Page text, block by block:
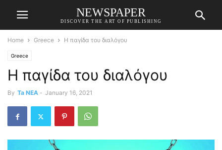
NEWSPAPER
DISCOVER THE ART OF PUBLISHING
Home Greece Η παγίδα του διαλόγου
Greece
Η παγίδα του διαλόγου
By Ta NEA - January 16, 2021